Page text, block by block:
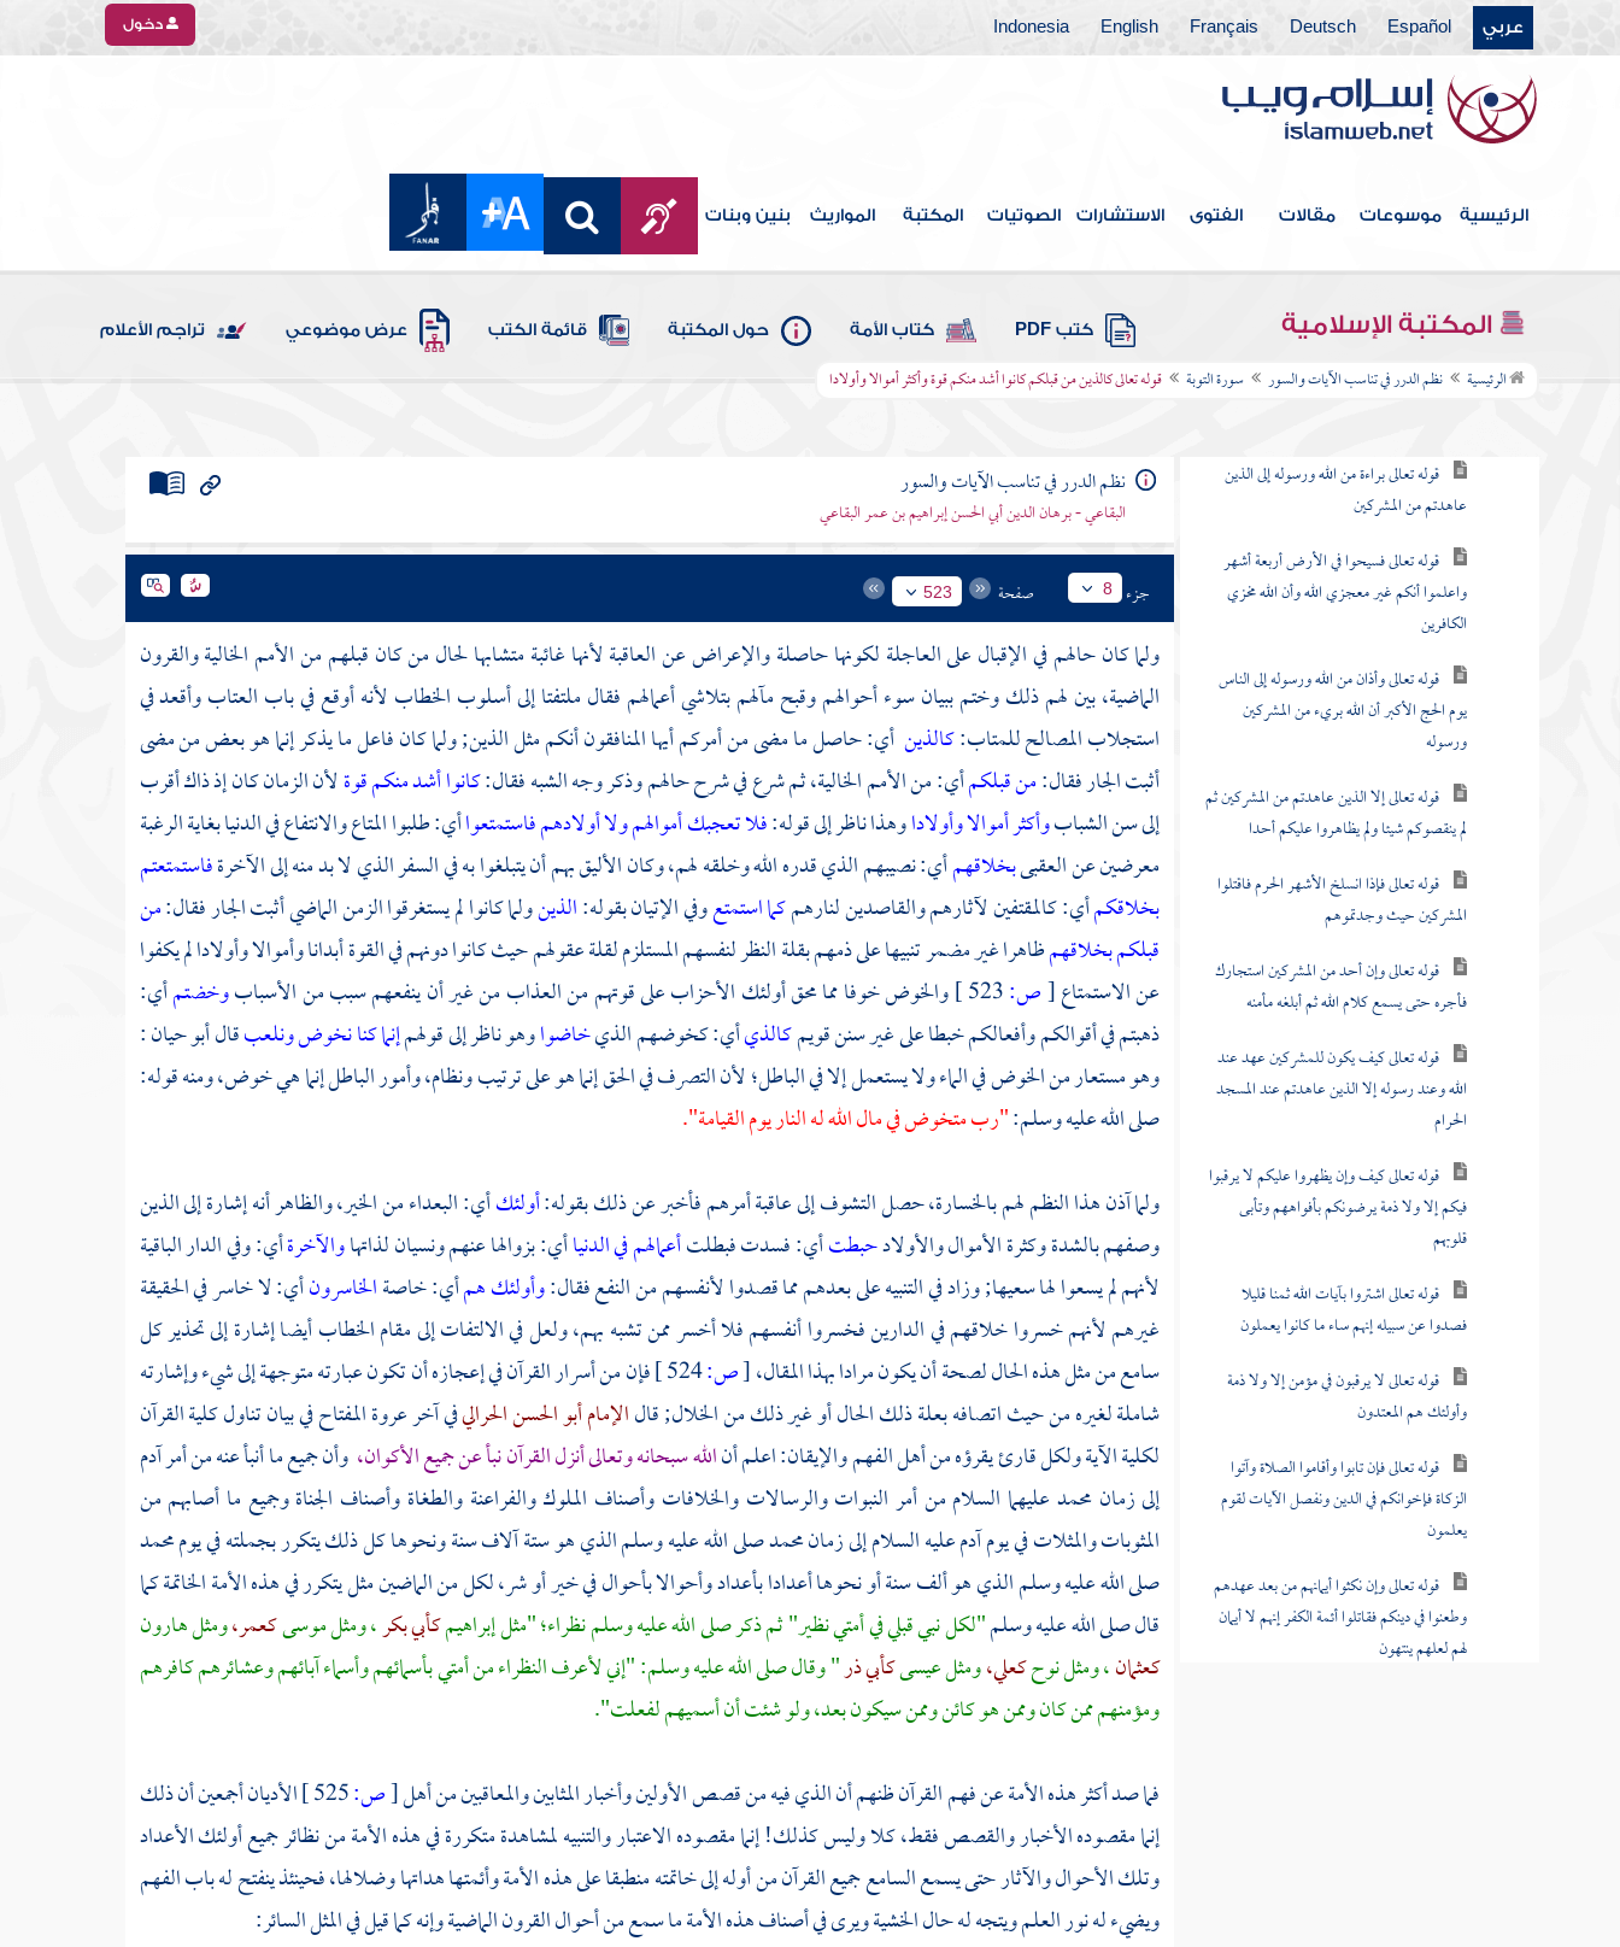
عربي Español
Deutsch
Français
English
Indonesia دخول
الرئيسية موسوعات مقالات الفتوى الاستشارات الصوتيات المكتبة المواريث بنين وبنات
المكتبة الإسلامية كتب PDF كتاب الأمة حول المكتبة قائمة الكتب عرض موضوعي تراجم الأعلام
الرئيسية نظم الدرر في تناسب الآيات والسور سورة التوبة قوله تعالى كالذين من قبلكم كانوا أشد منكم قوة وأكثر أموالا وأولادا
سورة آل عمران
سورة النساء
سورة " المائدة
سورة الأنعام
سورة الأعراف
سورة الأنفال
سورة التوبة
قوله تعالى براءة من الله ورسوله إلى الذين
عاهدتم من المشركين
قوله تعالى فسيحوا في الأرض أربعة أشهر
واعلموا أنكم غير معجزي الله وأن الله مخزي
الكافرين
قوله تعالى وأذان من الله ورسوله إلى الناس
يوم الحج الأكبر أن الله بريء من المشركين
ورسوله
قوله تعالى إلا الذين عاهدتم من المشركين ثم
لم ينقصوكم شيئا ولم يظاهروا عليكم أحدا
قوله تعالى فإذا انسلخ الأشهر الحرم فاقتلوا
المشركين حيث وجدتموهم
قوله تعالى وإن أحد من المشركين استجارك
فأجره حتى يسمع كلام الله ثم أبلغه مأمنه
قوله تعالى كيف يكون للمشركين عهد عند
الله وعند رسوله إلا الذين عاهدتم عند المسجد
الحرام
قوله تعالى كيف وإن يظهروا عليكم لا يرقبوا
فيكم إلا ولا ذمة يرضونكم بأفواههم وتأبى
قلوبهم
قوله تعالى اشتروا بآيات الله ثمنا قليلا
فصدوا عن سبيله إنهم ساء ما كانوا يعملون
قوله تعالى لا يرقبون في مؤمن إلا ولا ذمة
وأولئك هم المعتدون
قوله تعالى فإن تابوا وأقاموا الصلاة وآتوا
الزكاة فإخوانكم في الدين ونفصل الآيات لقوم
يعلمون
قوله تعالى وإن نكثوا أيمانهم من بعد عهدهم
وطعنوا في دينكم فقاتلوا أئمة الكفر إنهم لا أيمان
لهم لعلهم ينتهون
نظم الدرر في تناسب الآيات والسور
البقاعي - برهان الدين أبي الحسن إبراهيم بن عمر البقاعي
جزء 8 صفحة 523
ولما كان حالهم في الإقبال على العاجلة لكونها حاصلة والإعراض عن العاقبة لأنها غائبة متشابها لحال من كان قبلهم من الأمم الخالية والقرون
الماضية، بين لهم ذلك وختم ببيان سوء أحوالهم وقبح مآلهم بتلاشي أعمالهم فقال ملتفتا إلى أسلوب الخطاب لأنه أوقع في باب العتاب وأقعد في
استجلاب المصالح للمتاب:كالذين أي: حاصل ما مضى من أمركم أيها المنافقون أنكم مثل الذين; ولما كان فاعل ما يذكر إنما هو بعض من مضى
أثبت الجار فقال:من قبلكمأي: من الأمم الخالية، ثم شرع في شرح حالهم وذكر وجه الشبه فقال:كانوا أشد منكم قوةلأن الزمان كان إذ ذاك أقرب
إلى سن الشبابوأكثر أموالا وأولاداوهذا ناظر إلى قوله:فلا تعجبك أموالهم ولا أولادهمفاستمتعواأي: طلبوا المتاع والانتفاع في الدنيا بغاية الرغبة
معرضين عن العقبىبخلاقهمأي: نصيبهم الذي قدره الله وخلقه لهم، وكان الأليق بهم أن يتبلغوا به في السفر الذي لا بد منه إلى الآخرةفاستمتعتم
بخلاقكمأي: كالمقتفين لآثارهم والقاصدين لنارهمكما استمتعوفي الإتيان بقوله:الذينولما كانوا لم يستغرقوا الزمن الماضي أثبت الجار فقال:من
قبلكم بخلاقهمظاهرا غير مضمر تنبيها على ذمهم بقلة النظر لنفسهم المستلزم لقلة عقولهم حيث كانوا دونهم في القوة أبدانا وأموالا وأولادا لم يكفوا
عن الاستمتاع[ص: والخوض خوفا مما محق أولئك الأحزاب على قوتهم من العذاب من غير أن ينفعهم سبب من الأسبابوخضتمأي:
ذهبتم في أقوالكم وأفعالكم خبطا على غير سنن قويمكالذيأي: كخوضهم الذيخاضواوهو ناظر إلى قولهمإنما كنا نخوض ونلعبقالأبو حيان:
وهو مستعار من الخوض في الماء ولا يستعمل إلا في الباطل؛ لأن التصرف في الحق إنما هو على ترتيب ونظام، وأمور الباطل إنما هي خوض، ومنه قوله:
صلى الله عليه وسلم:"رب متخوض في مال الله له النار يوم القيامة".
ولما آذن هذا النظم لهم بالخسارة، حصل التشوف إلى عاقبة أمرهم فأخبر عن ذلك بقوله:أولئكأي: البعداء من الخير، والظاهر أنه إشارة إلى الذين
وصفهم بالشدة وكثرة الأموال والأولادحبطتأي: فسدت فبطلتأعمالهم في الدنياأي: بزوالها عنهم ونسيان لذاتهاوالآخرةأي: وفي الدار الباقية
لأنهم لم يسعوا لها سعيها; وزاد في التنبيه على بعدهم مما قصدوا لأنفسهم من النفع فقال:وأولئك همأي: خاصةالخاسرونأي: لا خاسر في الحقيقة
غيرهم لأنهم خسروا خلاقهم في الدارين فخسروا أنفسهم فلا أخسر ممن تشبه بهم، ولعل في الالتفات إلى مقام الخطاب أيضا إشارة إلى تحذير كل
سامع من مثل هذه الحال لصحة أن يكون مرادا بهذا المقال،[ص:
فإن من أسرار القرآن في إعجازه أن تكون عبارته متوجهة إلى شيء وإشارته
شاملة لغيره من حيث اتصافه بعلة ذلك الحال أو غير ذلك من الخلال; قالالإمام أبو الحسن الحراليفي آخر عروة المفتاح في بيان تناول كلية القرآن
لكلية الآية ولكل قارئ يقرؤه من أهل الفهم والإيقان: اعلم أنالله سبحانه وتعالى أنزل القرآن نبأ عن جميع الأكوان، وأن جميع ما أنبأ عنه من أمرآدم
إلى زمانمحمدعليهما السلام من أمر النبوات والرسالات والخلافات وأصناف الملوك والفراعنة والطغاة وأصناف الجناة وجميع ما أصابهم من
المثوبات والمثلات في يومآدمعليه السلام إلى زمانمحمدصلى الله عليه وسلم الذي هو ستة آلاف سنة ونحوها كل ذلك يتكرر بجملته في يوممحمد
صلى الله عليه وسلم الذي هو ألف سنة أو نحوها أعدادا بأعداد وأحوالا بأحوال في خير أو شر، لكل من الماضين مثل يتكرر في هذه الأمة الخاتمة كما
قال صلى الله عليه وسلم"لكل نبي قبلي في أمتي نظير" ثم ذكر صلى الله عليه وسلم نظراء؛ "مثلإبراهيمكأبي بكر، ومثلموسىكعمر،ومثلهارون
كعثمان، ومثلنوحكعلي،ومثلعيسىكأبي ذر" وقال صلى الله عليه وسلم: "إني لأعرف النظراء من أمتي بأسمائهم وأسماء آبائهم وعشائرهم كافرهم
ومؤمنهم ممن كان وممن هو كائن وممن سيكون بعد، ولو شئت أن أسميهم لفعلت".
فما صد أكثر هذه الأمة عن فهم القرآن ظنهم أن الذي فيه من قصص الأولين وأخبار المثابين والمعاقبين من أهل[ص:
الأديان أجمعين أن ذلك
إنما مقصوده الأخبار والقصص فقط، كلا وليس كذلك! إنما مقصوده الاعتبار والتنبيه لمشاهدة متكررة في هذه الأمة من نظائر جميع أولئك الأعداد
وتلك الأحوال والآثار حتى يسمع السامع جميع القرآن من أوله إلى خاتمته منطبقا على هذه الأمة وأئمتها هداتها وضلالها، فحينئذ ينفتح له باب الفهم
ويضيء له نور العلم ويتجه له حال الخشية ويرى في أصناف هذه الأمة ما سمع من أحوال القرون الماضية وإنه كما قيل في المثل السائر: